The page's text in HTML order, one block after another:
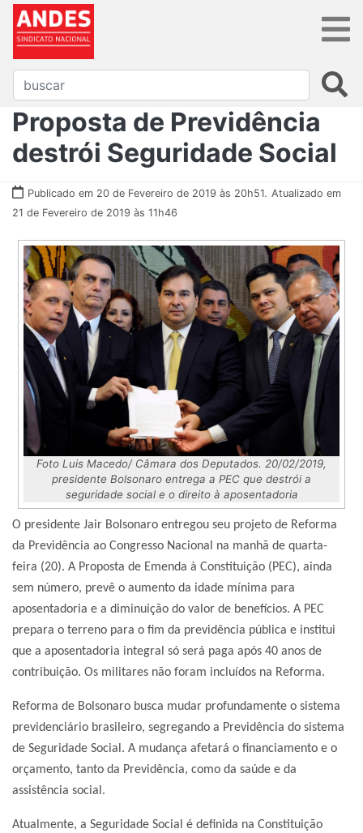
Proposta de Previdência
destrói Seguridade Social
Publicado em 20 de Fevereiro de 2019 às 20h51. Atualizado em
21 de Fevereiro de 2019 às 11h46
Foto Luis Macedo/ Câmara dos Deputados. 20/02/2019,
presidente Bolsonaro entrega a PEC que destrói a
seguridade social e o direito à aposentadoria
O presidente Jair Bolsonaro entregou seu projeto de Reforma
da Previdência ao Congresso Nacional na manhã de quarta-
feira (20). A Proposta de Emenda à Constituição (PEC), ainda
sem número, prevê o aumento da idade mínima para
aposentadoria e a diminuição do valor de benefícios. A PEC
prepara o terreno para o fim da previdência pública e institui
que a aposentadoria integral só será paga após 40 anos de
contribuição. Os militares não foram incluídos na Reforma.
Reforma de Bolsonaro busca mudar profundamente o sistema
previdenciário brasileiro, segregando a Previdência do sistema
de Seguridade Social. A mudança afetará o financiamento e o
orçamento, tanto da Previdência, como da saúde e da
assistência social.
Atualmente, a Seguridade Social é definida na Constituição